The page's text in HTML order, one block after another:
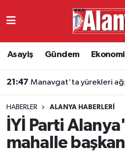
Asayiş Gündem Ekonomi
21:47
21:33 2026 LGS tercih
HABERLER ALANYA HABERLERI
İYİ Parti
mahalle
Ekonomi
Resmi İlanlar
Antalya Namaz Vakitleri
Süper Lig Puan Durumu